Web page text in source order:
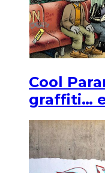
Cool
graffiti…